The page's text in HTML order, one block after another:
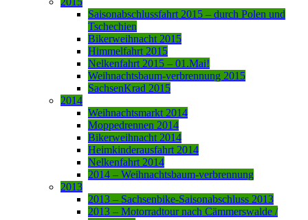
Saisonabschlussfahrt 2015 – durch Polen und
Tschechien
Bikerweihnacht 2015
Himmelfahrt 2015
Nelkenfahrt 2015 – 01.Mai!
Weihnachtsbaum-verbrennung 2015
SachsenKrad 2015
2014
Weihnachtsmarkt 2014
Moppedrennen 2014
Bikerweihnacht 2014
Heimkinderausfahrt 2014
Nelkenfahrt 2014
2014 – Weihnachtsbaum-verbrennung
2013
2013 – Sachsenbike-Saisonabschluss 2013
2013 – Motorradtour nach Cämmerswalde /